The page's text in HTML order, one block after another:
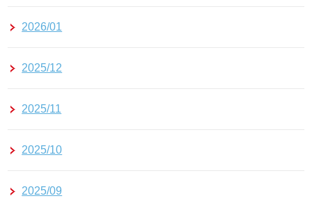
2026/01
2025/12
2025/11
2025/10
2025/09